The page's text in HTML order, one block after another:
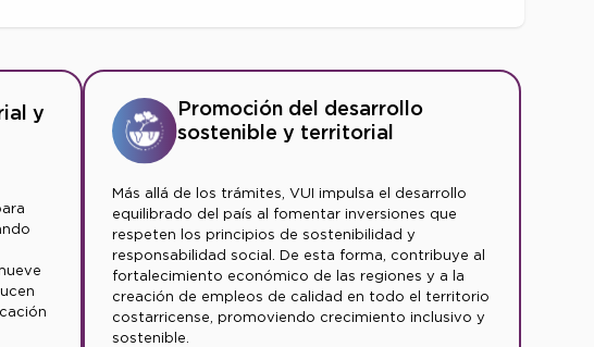
y
Promoción del desarrollo
sostenible y territorial
Más allá de los trámites, VUI impulsa el desarrollo
equilibrado del país al fomentar inversiones que
respeten los principios de sostenibilidad y
responsabilidad social. De esta forma, contribuye al
fortalecimiento económico de las regiones y a la
creación de empleos de calidad en todo el territorio
costarricense, promoviendo crecimiento inclusivo y
sostenible.